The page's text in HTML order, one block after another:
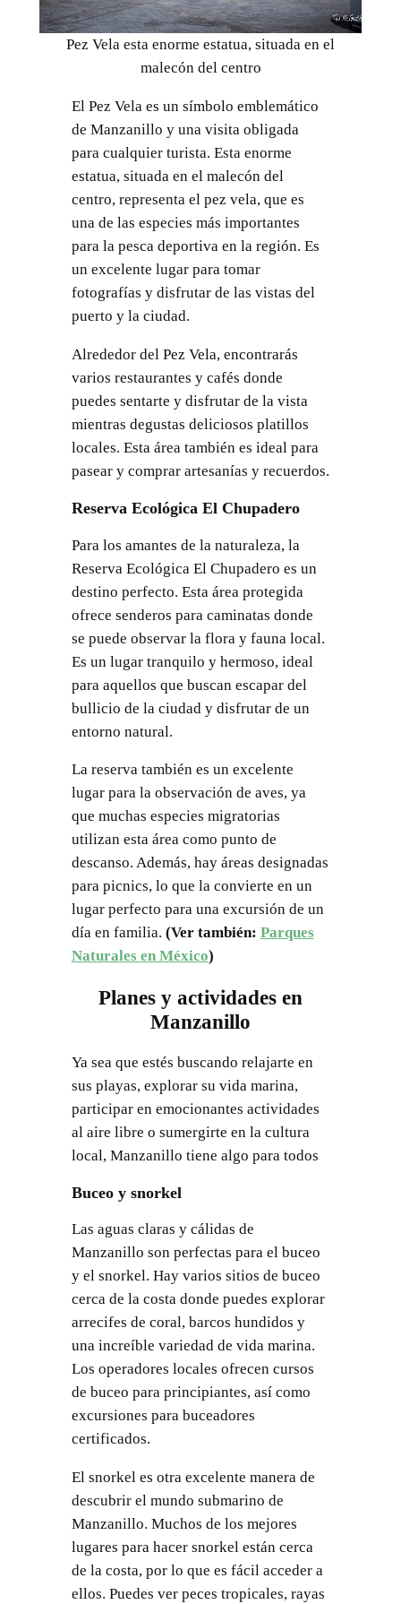
Pez Vela esta enorme estatua, situada en el
malecón del centro
El Pez Vela es un símbolo emblemático
de Manzanillo y una visita obligada
para cualquier turista. Esta enorme
estatua, situada en el malecón del
centro, representa el pez vela, que es
una de las especies más importantes
para la pesca deportiva en la región. Es
un excelente lugar para tomar
fotografías y disfrutar de las vistas del
puerto y la ciudad.
Alrededor del Pez Vela, encontrarás
varios restaurantes y cafés donde
puedes sentarte y disfrutar de la vista
mientras degustas deliciosos platillos
locales. Esta área también es ideal para
pasear y comprar artesanías y recuerdos.
Reserva Ecológica El Chupadero
Para los amantes de la naturaleza, la
Reserva Ecológica El Chupadero es un
destino perfecto. Esta área protegida
ofrece senderos para caminatas donde
se puede observar la flora y fauna local.
Es un lugar tranquilo y hermoso, ideal
para aquellos que buscan escapar del
bullicio de la ciudad y disfrutar de un
entorno natural.
La reserva también es un excelente
lugar para la observación de aves, ya
que muchas especies migratorias
utilizan esta área como punto de
descanso. Además, hay áreas designadas
para picnics, lo que la convierte en un
lugar perfecto para una excursión de un
día en familia. (Ver también: Parques
Naturales en México)
Planes y actividades en
Manzanillo
Ya sea que estés buscando relajarte en
sus playas, explorar su vida marina,
participar en emocionantes actividades
al aire libre o sumergirte en la cultura
local, Manzanillo tiene algo para todos
Buceo y snorkel
Las aguas claras y cálidas de
Manzanillo son perfectas para el buceo
y el snorkel. Hay varios sitios de buceo
cerca de la costa donde puedes explorar
arrecifes de coral, barcos hundidos y
una increíble variedad de vida marina.
Los operadores locales ofrecen cursos
de buceo para principiantes, así como
excursiones para buceadores
certificados.
El snorkel es otra excelente manera de
descubrir el mundo submarino de
Manzanillo. Muchos de los mejores
lugares para hacer snorkel están cerca
de la costa, por lo que es fácil acceder a
ellos. Puedes ver peces tropicales, rayas